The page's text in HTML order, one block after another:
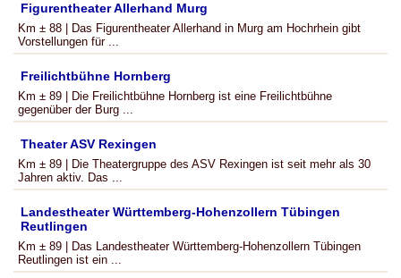
Figurentheater Allerhand Murg
Km ± 88 | Das Figurentheater Allerhand in Murg am Hochrhein gibt
Vorstellungen für ...
Freilichtbühne Hornberg
Km ± 89 | Die Freilichtbühne Hornberg ist eine Freilichtbühne
gegenüber der Burg ...
Theater ASV Rexingen
Km ± 89 | Die Theatergruppe des ASV Rexingen ist seit mehr als 30
Jahren aktiv. Das ...
Landestheater Württemberg-Hohenzollern Tübingen
Reutlingen
Km ± 89 | Das Landestheater Württemberg-Hohenzollern Tübingen
Reutlingen ist ein ...